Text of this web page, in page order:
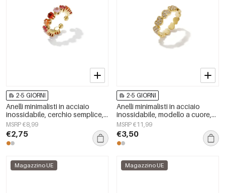
2-5 GIORNI
Anelli minimalisti in acciaio
inossidabile, cerchio semplice,
serie Daily Simple, gioielli da
donna
MSRP €8,99
€2,75
2-5 GIORNI
Anelli minimalisti in acciaio
inossidabile, modello a cuore,
serie semplice per tutti i giorni,
gioielli da donna.
MSRP €11,99
€3,50
Magazzino UE Magazzino UE